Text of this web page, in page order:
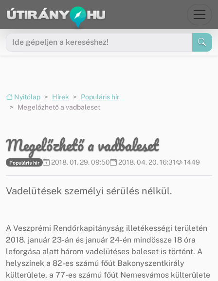
Ugrás a menüre
Ugrás a tartalomra
Nyitólap Hírek
Populáris hír
Megelőzhető a vadbaleset
Megelőzhető a vadbaleset
Populáris hír 2018. 01. 29. 09:50 2018. 04. 20. 16:31 1449
Vadelütések személyi sérülés nélkül.
A Veszprémi Rendőrkapitányság illetékességi területén
2018. január 23-án és január 24-én mindössze 18 óra
leforgása alatt három vadelütéses baleset is történt. A
helyszínek a 82-es számú főút Bakonyszentkirály
külterülete, a 77-es számú főút Nemesvámos külterülete